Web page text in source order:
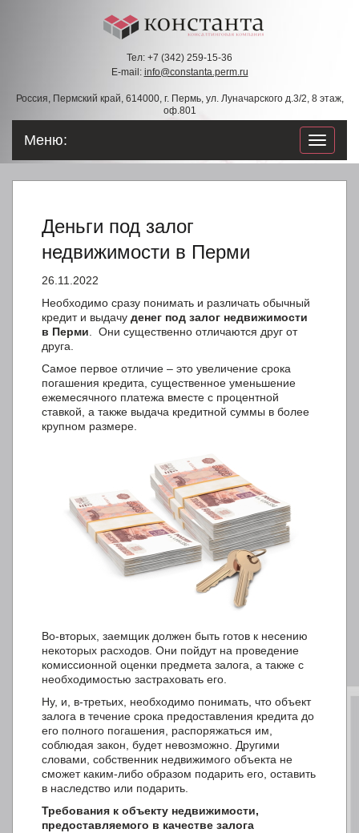
Тел: +7 (342) 259-15-36
E-mail: info@constanta.perm.ru
Россия, Пермский край, 614000, г. Пермь, ул. Луначарского д.3/2, 8 этаж,
оф.801
по
Меню:
Деньги под залог
недвижимости в Перми
26.11.2022
Необходимо сразу понимать и различать обычный
кредит и выдачу денег под залог недвижимости
в Перми . Они существенно отличаются друг от
друга.
Самое первое отличие – это увеличение срока
погашения кредита, существенное уменьшение
ежемесячного платежа вместе с процентной
ставкой, а также выдача кредитной суммы в более
крупном размере.
Во-вторых, заемщик должен быть готов к несению
некоторых расходов. Они пойдут на проведение
комиссионной оценки предмета залога, а также с
необходимостью застраховать его.
Ну, и, в-третьих, необходимо понимать, что объект
залога в течение срока предоставления кредита до
его полного погашения, распоряжаться им,
соблюдая закон, будет невозможно. Другими
словами, собственник недвижимого объекта не
сможет каким-либо образом подарить его, оставить
в наследство или подарить.
Требования к объекту недвижимости,
предоставляемого в качестве залога